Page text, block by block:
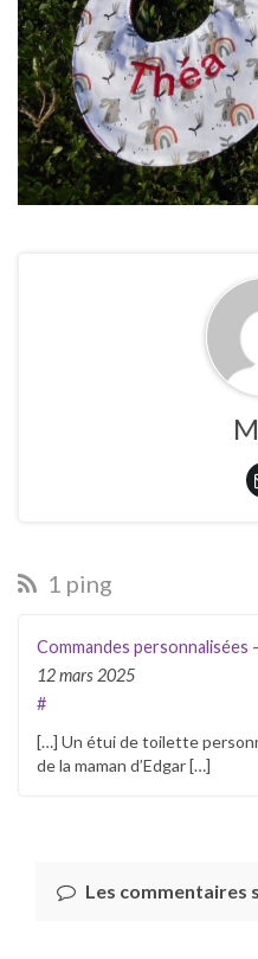
1 ping
Commandes
12 mars 2025
#
[…] Un étui de toilette
de la maman d’Edgar […]
Les commentaires